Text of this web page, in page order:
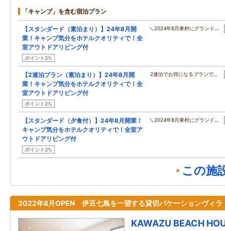
「キャンプ」を含む宿泊プラン
【スタンダード（素泊まり）】24年8月開
業！キャンプ気分をホテルクオリティで！全
室アウトドアリビング付
ポイント2%
＼2024年8月東村にグランド…
【2連泊プラン（素泊まり）】24年8月開
業！キャンプ気分をホテルクオリティで！全
室アウトドアリビング付
ポイント2%
2連泊でお得になるプランで…
【スタンダード（夕食付）】24年8月開業！
キャンプ気分をホテルクオリティで！全室ア
ウトドアリビング付
ポイント2%
＼2024年8月東村にグランド…
この施
2022年8月OPEN 伊豆七島を一望する貸切バケーションヴィラ
KAWAZU BEACH